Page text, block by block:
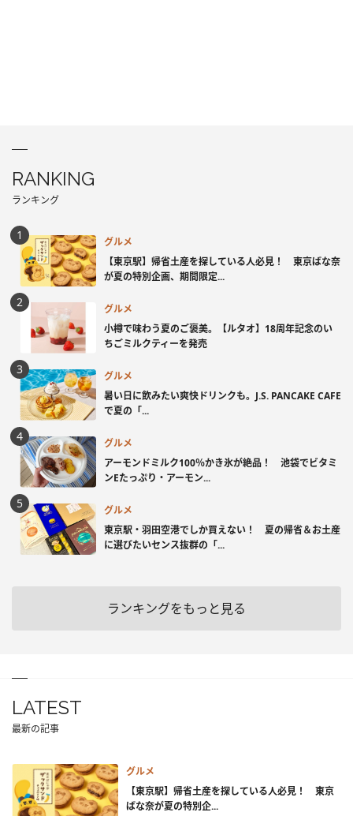
RANKING
ランキング
グルメ
【東京駅】帰省土産を探している人必見！ 東京ばな奈
が夏の特別企画、期間限定...
グルメ
小樽で味わう夏のご褒美。【ルタオ】18周年記念のい
ちごミルクティーを発売
グルメ
暑い日に飲みたい爽快ドリンクも。J.S. PANCAKE CAFE
で夏の「...
グルメ
アーモンドミルク100％かき氷が絶品！ 池袋でビタミ
ンEたっぷり・アーモン...
グルメ
東京駅・羽田空港でしか買えない！ 夏の帰省＆お土産
に選びたいセンス抜群の「...
ランキングをもっと見る
LATEST
最新の記事
グルメ
【東京駅】帰省土産を探している人必見！ 東京
ばな奈が夏の特別企...